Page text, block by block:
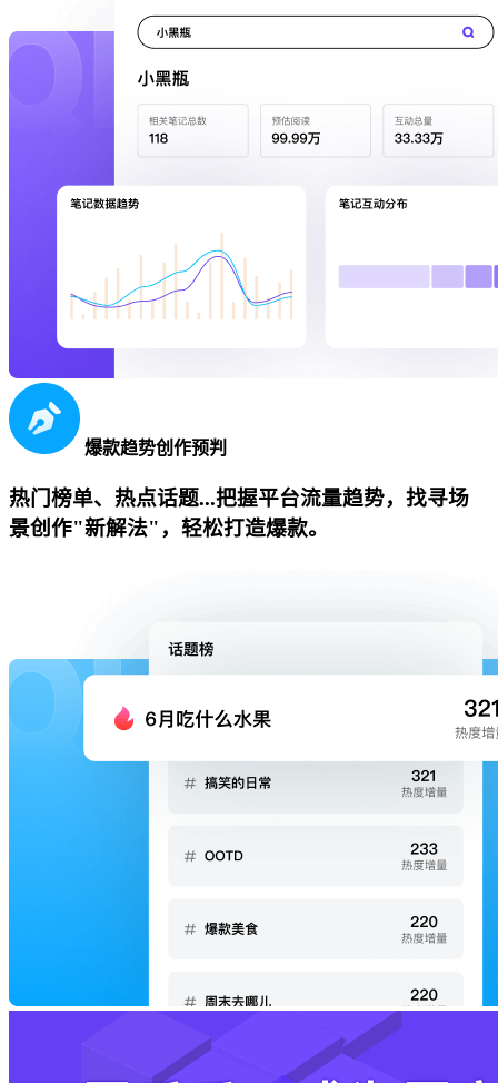
爆款趋势创作预判
热门榜单、热点话题...把握平台流量趋势，找寻场
景创作"新解法"，轻松打造爆款。